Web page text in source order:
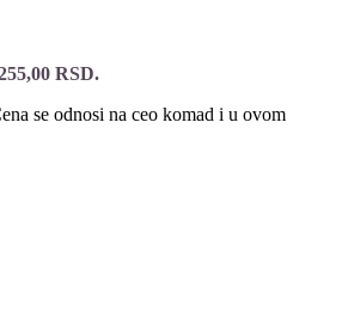
RSD.
se odnosi na ceo komad i u ovom